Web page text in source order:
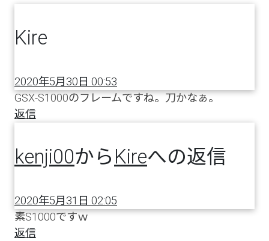
Kire
2020年5月30日 00:53
GSX-S1000のフレームですね。刀かなぁ。
返信
kenji00から Kireへの返信
2020年5月31日 02:05
素S1000ですｗ
返信